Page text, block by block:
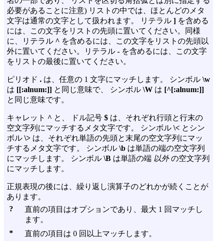
必要があることに注意) リストの中では、ほとんどのメタ
文字は通常の文字として扱われます。 リテラル ] を含める
には、この文字をリストの先頭に置いてください。同様
に、リテラル ^ を含めるには、この文字をリストの先頭以
外に置いてください。リテラル - を含めるには、この文字
をリストの最後に置いてください。
ピリオド . は、任意の 1 文字にマッチします。 シンボル \w
は [[:alnum:]] と同じ意味で、 シンボル \W は [^[:alnum:]]
と同じ意味です。
キャレット ^ と、 ドル記号 $ は、それぞれ行頭と行末の
空文字列にマッチするメタ文字です。 シンボル \< とシン
ボル \> は、それぞれ単語の先頭と末尾の空文字列にマッ
チするメタ文字です。 シンボル \b は単語の端の空文字列
にマッチします。 シンボル \B は単語の端 以外の空文字列
にマッチします。
正規表現の後には、繰り返し演算子のどれかが続くことが
あります。
?
直前の項目はオプションであり、最大 1 回マッチし
ます。
*
直前の項目は 0 回以上マッチします。